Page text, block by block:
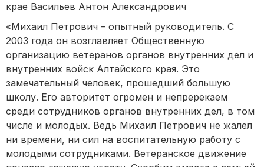
крае Васильев Антон Александрович
«Михаил Петрович – опытный руководитель. С
2003 года он возглавляет Общественную
организацию ветеранов органов внутренних дел и
внутренних войск Алтайского края. Это
замечательный человек, прошедший большую
школу. Его авторитет огромен и непререкаем
среди сотрудников органов внутренних дел, в том
числе и молодых. Ведь Михаил Петрович не жалел
ни времени, ни сил на воспитательную работу с
молодыми сотрудниками. Ветеранское движение